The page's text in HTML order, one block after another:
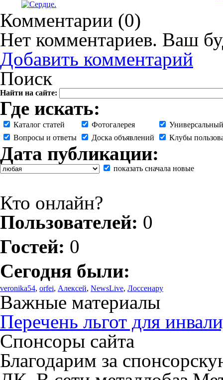
Комментарии (0)
Нет комментариев. Ваш
Добавить комментарий
Поиск
Найти на сайте:
Где искать:
Каталог статей Фотогалерея
Вопросы и ответы
Доска объявлений Клубы
Дата публикации:
показать сначала новые
Кто онлайн?
Пользователей: 0
Гостей: 0
Сегодня были:
veronika54, orfei, Алексей, NewsLive, Лоссенару
Важные материалы
Перечень льгот для
Спонсоры сайта
Благодарим за